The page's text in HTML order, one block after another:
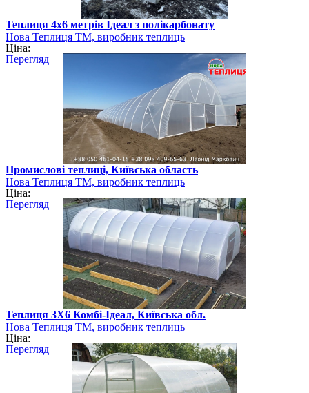
Теплиця 4х6 метрів Ідеал з полікарбонату
Нова Теплиця ТМ, виробник теплиць
Ціна:
Перегляд
Промислові теплиці, Київська область
Нова Теплиця ТМ, виробник теплиць
Ціна:
Перегляд
Теплиця 3Х6 Комбі-Ідеал, Київська обл.
Нова Теплиця ТМ, виробник теплиць
Ціна:
Перегляд